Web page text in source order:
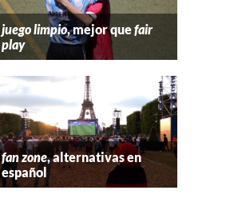
juego limpio, mejor quefair
play
fan zone, alternativas en
español